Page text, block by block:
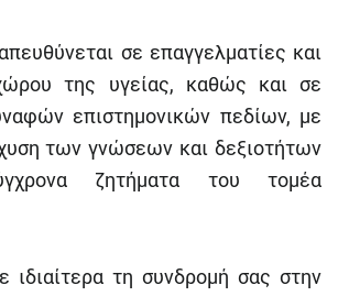
σε επαγγελματίες και
της υγείας, καθώς και σε
επιστημονικών πεδίων, με
των γνώσεων και δεξιοτήτων
ζητήματα του τομέα
ιδιαίτερα τη συνδρομή σας στην